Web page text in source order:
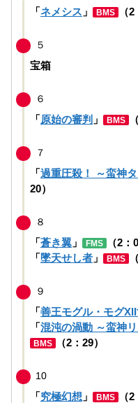
「ネメシス 」 BMS （
５
宝箱
６
「原始の審判 」 BMS
７
「過重圧殺！ ～蛮神
20）
８
「蒼き翼 」 FMS
（2：
「墜天せし者 」 BMS
９
「善王モグル・モグ
「混沌の渦動 ～蛮神
BMS （2：29）
10
「究極幻想 」 BMS （